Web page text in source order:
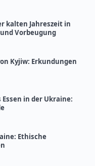
kalten Jahreszeit in
Vorbeugung
Kyjiw: Erkundungen
in der Ukraine:
Ethische